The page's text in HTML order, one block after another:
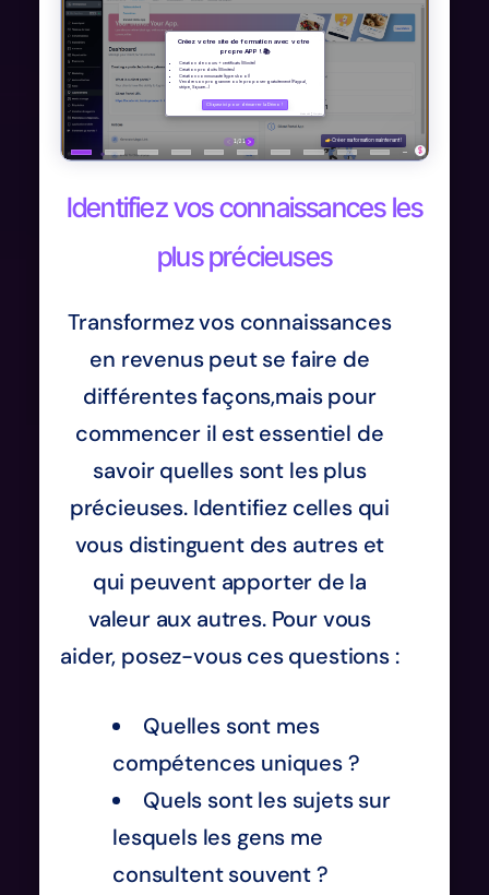
Identifiez vos connaissances les
plus précieuses
Transformez vos connaissances
en revenus peut se faire de
différentes façons,mais pour
commencer il est essentiel de
savoir quelles sont les plus
précieuses. Identifiez celles qui
vous distinguent des autres et
qui peuvent apporter de la
valeur aux autres. Pour vous
aider, posez-vous ces questions :
Quelles sont mes
compétences uniques ?
Quels sont les sujets sur
lesquels les gens me
consultent souvent ?